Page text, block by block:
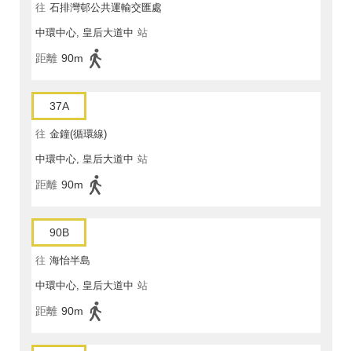
往 石排灣邨公共運輸交匯處
中環中心, 皇后大道中 站
距離 90m
37A
往 金鐘(循環線)
中環中心, 皇后大道中 站
距離 90m
90B
往 海怡半島
中環中心, 皇后大道中 站
距離 90m